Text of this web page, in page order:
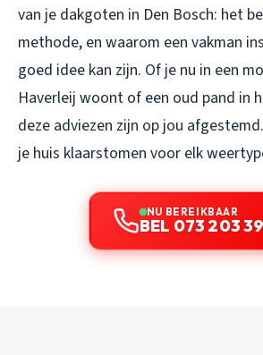
van je dakgoten in Den Bosch: het
methode, en waarom een vakman
goed idee kan zijn. Of je nu in een
Haverleij woont of een oud pand in
deze adviezen zijn op jou
je huis klaarstomen voor elk
NU BEREIKBAAR
BEL 073 203